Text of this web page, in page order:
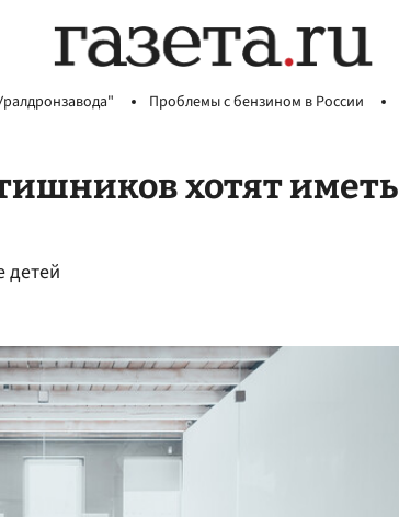
Проблемы с бензином в России
хотят иметь
детей